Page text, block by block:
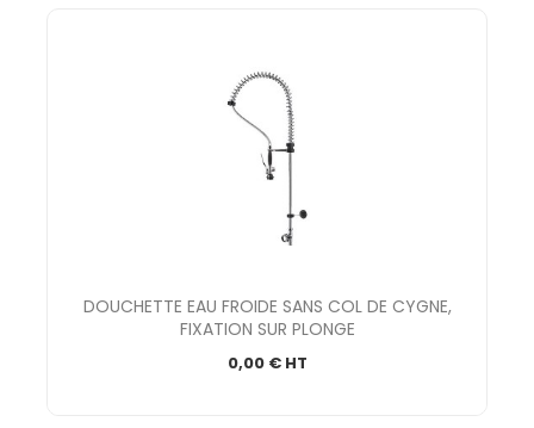
DOUCHETTE EAU FROIDE SANS COL DE CYGNE,
FIXATION SUR PLONGE
0,00 € HT